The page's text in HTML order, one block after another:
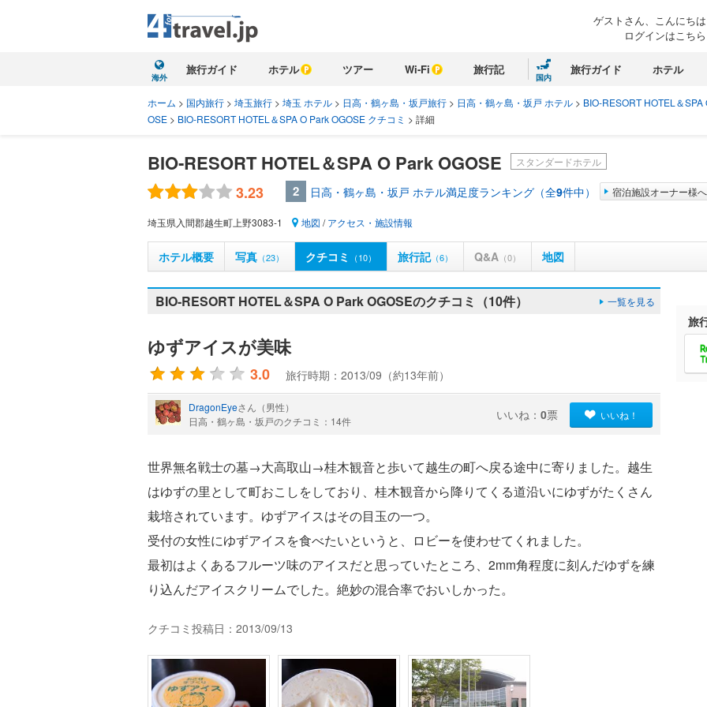
ゲストさん、こんにちは
ログインはこちら
海外
旅行ガイド ホテル ツアー Wi-Fi 旅行記
国内
旅行ガイド ホテル
ホーム > 国内旅行 > 埼玉旅行 > 埼玉 ホテル > 日高・鶴ヶ島・坂戸旅行 > 日高・鶴ヶ島・坂戸 ホテル > BIO‐RESORT HOTEL＆SPA
OSE > BIO‐RESORT HOTEL＆SPA O Park OGOSE クチコミ > 詳細
BIO‐RESORT HOTEL＆SPA O Park OGOSE スタンダードホテル
3.23 2 日高・鶴ヶ島・坂戸 ホテル満足度ランキング（全9件中） 宿泊施設オーナー様へ
埼玉県入間郡越生町上野3083-1 地図 /アクセス・施設情報
ホテル概要 写真 （23） クチコミ （10） 旅行記（6） Q&A （0） 地図
BIO‐RESORT HOTEL＆SPA O Park OGOSEのクチコミ（10件） 一覧を見る
ゆずアイスが美味
3.0 旅行時期：2013/09（約13年前）
DragonEyeさん（男性）
日高・鶴ヶ島・坂戸のクチコミ：14件
いいね： 0票 いいね！
世界無名戦士の墓→大高取山→桂木観音と歩いて越生の町へ戻る途中に寄りました。越生
はゆずの里として町おこしをしており、桂木観音から降りてくる道沿いにゆずがたくさん
栽培されています。ゆずアイスはその目玉の一つ。
受付の女性にゆずアイスを食べたいというと、ロビーを使わせてくれました。
最初はよくあるフルーツ味のアイスだと思っていたところ、2mm角程度に刻んだゆずを練
り込んだアイスクリームでした。絶妙の混合率でおいしかった。
クチコミ投稿日：2013/09/13
旅